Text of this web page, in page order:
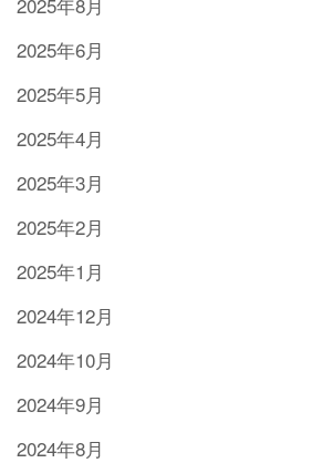
2025年6月
2025年5月
2025年4月
2025年3月
2025年2月
2025年1月
2024年12月
2024年10月
2024年9月
2024年8月